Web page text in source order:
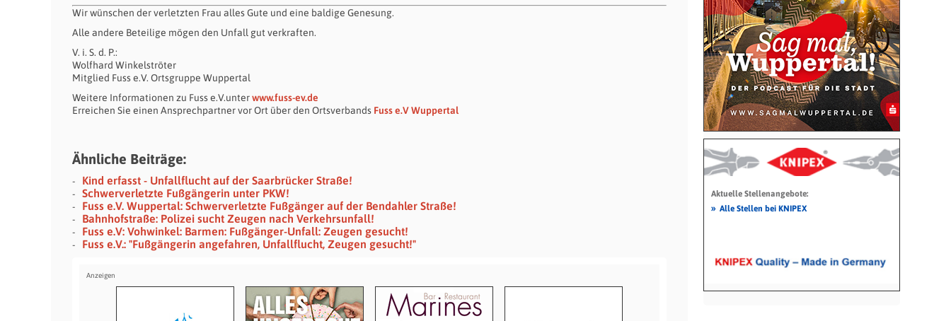
Wir wünschen der verletzten Frau alles Gute und eine baldige Genesung.
Alle andere Beteilige mögen den Unfall gut verkraften.
V. i. S. d. P.:
Wolfhard Winkelströter
Mitglied Fuss e.V. Ortsgruppe Wuppertal
Weitere Informationen zu Fuss e.V.unterwww.fuss-ev.de
Erreichen Sie einen Ansprechpartner vor Ort über den Ortsverbands Fuss e.V Wuppertal
Ähnliche Beiträge:
Kind erfasst - Unfallflucht auf der Saarbrücker Straße!
Schwerverletzte Fußgängerin unter PKW!
Fuss e.V. Wuppertal: Schwerverletzte Fußgänger auf der Bendahler Straße!
Bahnhofstraße: Polizei sucht Zeugen nach Verkehrsunfall!
Fuss e.V: Vohwinkel: Barmen: Fußgänger-Unfall: Zeugen gesucht!
Fuss e.V.: "Fußgängerin angefahren, Unfallflucht, Zeugen gesucht!"
Aktuelle Stellenangebote:
» Alle Stellen bei KNIPEX